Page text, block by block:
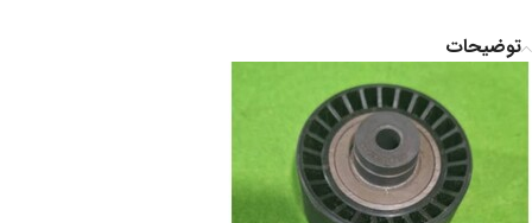
توضیحات